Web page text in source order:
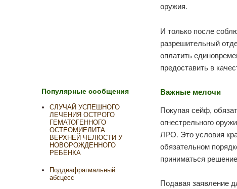
оружия.
И только после
разрешительный
оплатить
предоставить в
Важные мелочи
Покупая сейф,
огнестрельного
ЛРО. Это условия
обязательном
приниматься
Подавая заявление
Популярные сообщения
СЛУЧАЙ УСПЕШНОГО
ЛЕЧЕНИЯ ОСТРОГО
ГЕМАТОГЕННОГО
ОСТЕОМИЕЛИТА
ВЕРХНЕЙ ЧЕЛЮСТИ У
НОВОРОЖДЕННОГО
РЕБЁНКА
Поддиафрагмальный
абсцесс